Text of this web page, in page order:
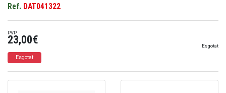
Ref. DAT041322
PVP
23,00€
Esgotat
Esgotat